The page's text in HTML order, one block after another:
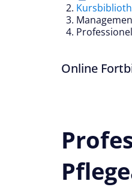
Online